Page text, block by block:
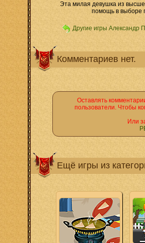
Эта милая девушка из
помощь в выборе
Другие игры Александр
Комментариев нет.
Оставлять
пользователи. Чтобы
Или
Ещё игры из